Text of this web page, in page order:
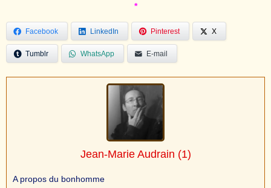
*
Facebook LinkedIn Pinterest X
Tumblr WhatsApp E-mail
Jean-Marie Audrain (1)
A propos du bonhomme